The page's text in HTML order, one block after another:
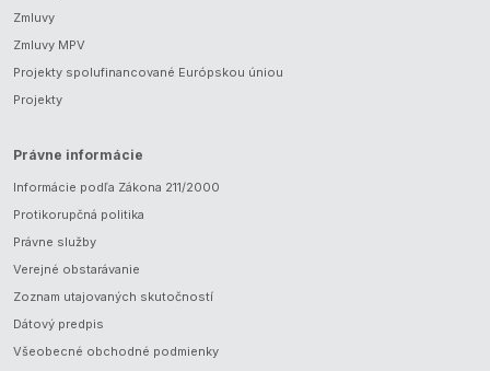
Zmluvy
Zmluvy MPV
Projekty spolufinancované Európskou úniou
Projekty
Právne informácie
Informácie podľa Zákona 211/2000
Protikorupčná politika
Právne služby
Verejné obstarávanie
Zoznam utajovaných skutočností
Dátový predpis
Všeobecné obchodné podmienky